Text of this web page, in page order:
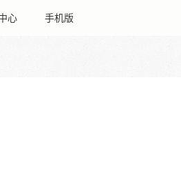
心 手机版